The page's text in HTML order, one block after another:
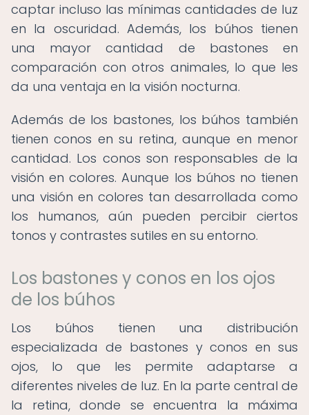
captar incluso las mínimas cantidades de luz
en la oscuridad. Además, los búhos tienen
una mayor cantidad de bastones en
comparación con otros animales, lo que les
da una ventaja en la visión nocturna.
Además de los bastones, los búhos también
tienen conos en su retina, aunque en menor
cantidad. Los conos son responsables de la
visión en colores. Aunque los búhos no tienen
una visión en colores tan desarrollada como
los humanos, aún pueden percibir ciertos
tonos y contrastes sutiles en su entorno.
Los bastones y conos en los ojos
de los búhos
Los búhos tienen una distribución
especializada de bastones y conos en sus
ojos, lo que les permite adaptarse a
diferentes niveles de luz. En la parte central de
la retina, donde se encuentra la máxima